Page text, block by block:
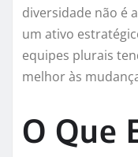
diversidade não é
um ativo
equipes plurais
melhor às
O Que